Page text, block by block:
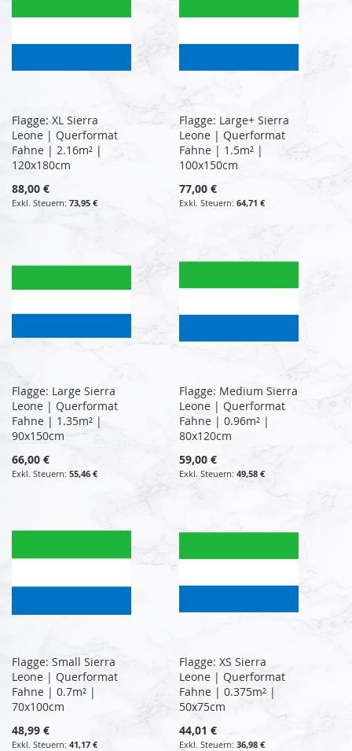
Flagge: XL Sierra
Leone | Querformat
Fahne | 2.16m² |
120x180cm
88,00 €
73,95 €
Flagge: Large+ Sierra
Leone | Querformat
Fahne | 1.5m² |
100x150cm
77,00 €
64,71 €
Flagge: Large Sierra
Leone | Querformat
Fahne | 1.35m² |
90x150cm
66,00 €
55,46 €
Flagge: Medium Sierra
Leone | Querformat
Fahne | 0.96m² |
80x120cm
59,00 €
49,58 €
Flagge: Small Sierra
Leone | Querformat
Fahne | 0.7m² |
70x100cm
48,99 €
41,17 €
Flagge: XS Sierra
Leone | Querformat
Fahne | 0.375m² |
50x75cm
44,01 €
36,98 €